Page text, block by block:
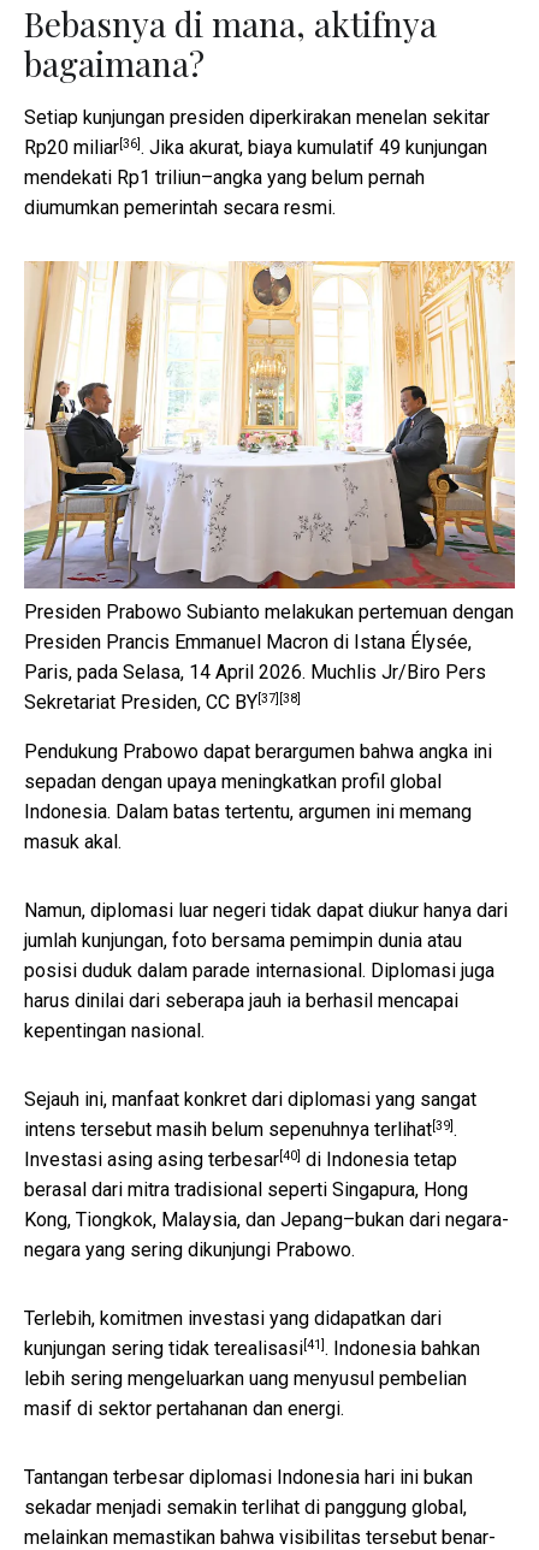
Bebasnya di mana, aktifnya
bagaimana?
Setiap kunjungan presiden diperkirakan menelan sekitar
Rp20 miliar[36]. Jika akurat, biaya kumulatif 49 kunjungan
mendekati Rp1 triliun–angka yang belum pernah
diumumkan pemerintah secara resmi.
Presiden Prabowo Subianto melakukan pertemuan dengan
Presiden Prancis Emmanuel Macron di Istana Élysée,
Paris, pada Selasa, 14 April 2026. Muchlis Jr/Biro Pers
Sekretariat Presiden, CC BY[37] [38]
Pendukung Prabowo dapat berargumen bahwa angka ini
sepadan dengan upaya meningkatkan profil global
Indonesia. Dalam batas tertentu, argumen ini memang
masuk akal.
Namun, diplomasi luar negeri tidak dapat diukur hanya dari
jumlah kunjungan, foto bersama pemimpin dunia atau
posisi duduk dalam parade internasional. Diplomasi juga
harus dinilai dari seberapa jauh ia berhasil mencapai
kepentingan nasional.
Sejauh ini, manfaat konkret dari diplomasi yang sangat
intens tersebut masih belum sepenuhnya terlihat[39].
Investasi asing asing terbesar[40] di Indonesia tetap
berasal dari mitra tradisional seperti Singapura, Hong
Kong, Tiongkok, Malaysia, dan Jepang–bukan dari negara-
negara yang sering dikunjungi Prabowo.
Terlebih, komitmen investasi yang didapatkan dari
kunjungan sering tidak terealisasi[41]. Indonesia bahkan
lebih sering mengeluarkan uang menyusul pembelian
masif di sektor pertahanan dan energi.
Tantangan terbesar diplomasi Indonesia hari ini bukan
sekadar menjadi semakin terlihat di panggung global,
melainkan memastikan bahwa visibilitas tersebut benar-